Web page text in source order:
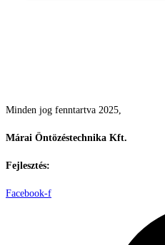
Minden jog fenntartva 2025,
Márai Öntözéstechnika Kft.
Fejlesztés:
Facebook-f